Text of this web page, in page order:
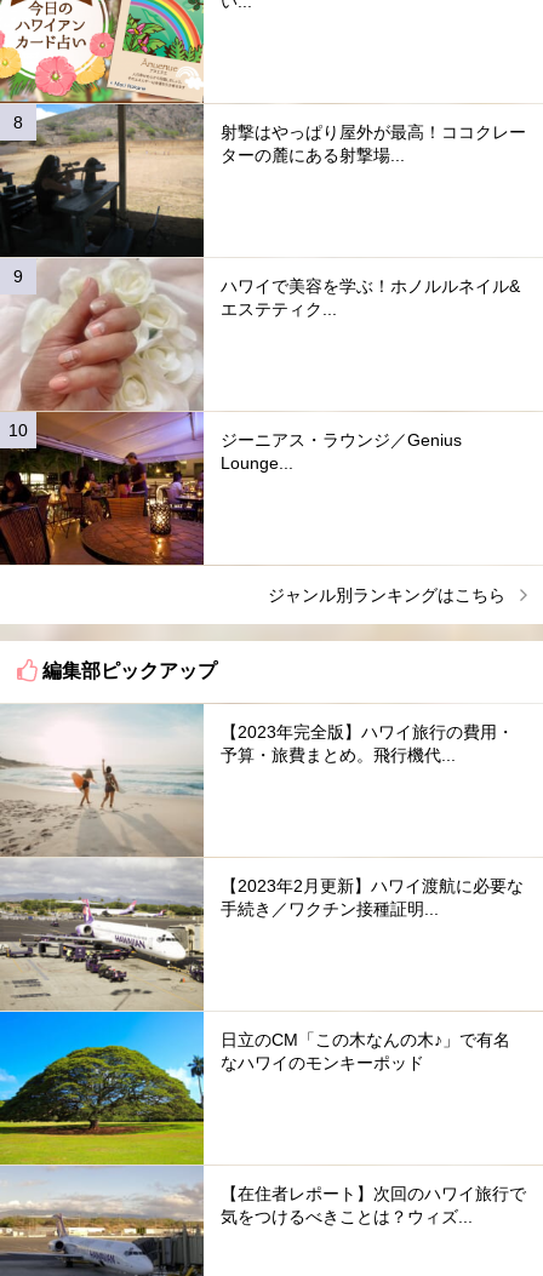
射撃はやっぱり屋外が最高！ココクレー
ターの麓にある射撃場...
ハワイで美容を学ぶ！ホノルルネイル&
エステティク...
ジーニアス・ラウンジ／Genius
Lounge...
ジャンル別ランキングはこちら
編集部ピックアップ
【2023年完全版】ハワイ旅行の費用・
予算・旅費まとめ。飛行機代...
【2023年2月更新】ハワイ渡航に必要な
手続き／ワクチン接種証明...
日立のCM「この木なんの木♪」で有名
なハワイのモンキーポッド
【在住者レポート】次回のハワイ旅行で
気をつけるべきことは？ウィズ...